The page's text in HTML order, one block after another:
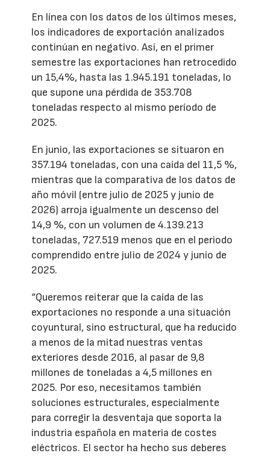
En línea con los datos de los últimos meses,
los indicadores de exportación analizados
continúan en negativo. Así, en el primer
semestre las exportaciones han retrocedido
un 15,4%, hasta las 1.945.191 toneladas, lo
que supone una pérdida de 353.708
toneladas respecto al mismo período de
2025.
En junio, las exportaciones se situaron en
357.194 toneladas, con una caída del 11,5 %,
mientras que la comparativa de los datos de
año móvil (entre julio de 2025 y junio de
2026) arroja igualmente un descenso del
14,9 %, con un volumen de 4.139.213
toneladas, 727.519 menos que en el periodo
comprendido entre julio de 2024 y junio de
2025.
“Queremos reiterar que la caída de las
exportaciones no responde a una situación
coyuntural, sino estructural, que ha reducido
a menos de la mitad nuestras ventas
exteriores desde 2016, al pasar de 9,8
millones de toneladas a 4,5 millones en
2025. Por eso, necesitamos también
soluciones estructurales, especialmente
para corregir la desventaja que soporta la
industria española en materia de costes
eléctricos. El sector ha hecho sus deberes